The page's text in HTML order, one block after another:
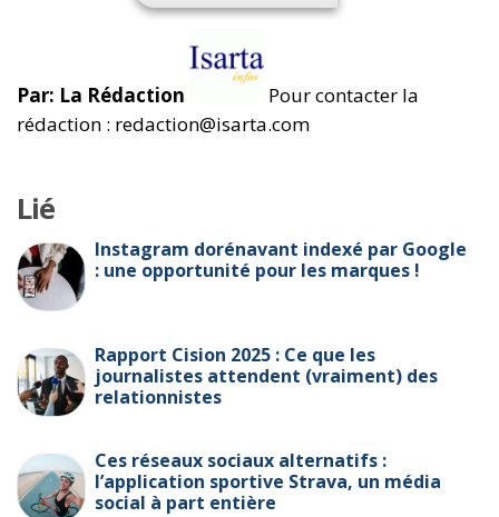
Par: La Rédaction
Pour contacter la
rédaction : redaction@isarta.com
Lié
Instagram dorénavant indexé par Google
: une opportunité pour les marques !
Rapport Cision 2025 : Ce que les
journalistes attendent (vraiment) des
relationnistes
Ces réseaux sociaux alternatifs :
l’application sportive Strava, un média
social à part entière